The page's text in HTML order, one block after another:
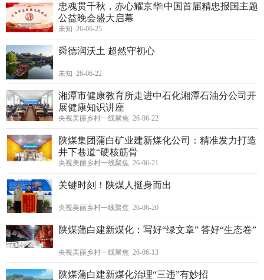
忠魂贯千秋，赤心耀京华|中国首届精忠报国主题
公益晚会盛大启幕
未知 26-06-25
舜德润沃土 超然守初心
未知 26-06-22
湘潭市健康教育所走进中石化湘潭石油分公司开
展健康知识讲座
央视美丽乡村一线聚焦 26-06-22
陕煤集团蒲白矿业建新煤化公司：精准发力打造
井下巷道“硬核筋骨
央视美丽乡村一线聚焦 26-06-21
关键时刻！陕煤人挺身而出
央视美丽乡村一线聚焦 26-06-20
陕煤蒲白建新煤化：写好“绿文章” 答好“生态卷”
央视美丽乡村一线聚焦 26-06-13
陕煤蒲白建新煤化治理“三违”有妙招